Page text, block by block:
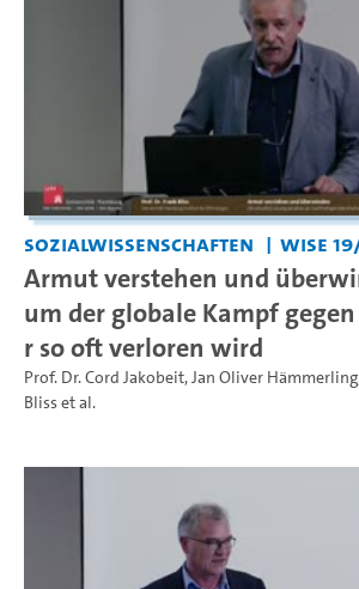
Sozialwissenschaften WiSe
Armut verstehen und
um der globale Kampf
r so oft verloren wird
Prof. Dr. Cord Jakobeit,Jan Oliver Hämmerling
Blisset al.